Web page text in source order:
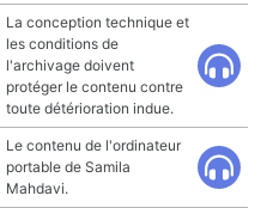
La conception technique et
les conditions de
l'archivage doivent
protéger le contenu contre
toute détérioration indue.
Le contenu de l'ordinateur
portable de Samila
Mahdavi.